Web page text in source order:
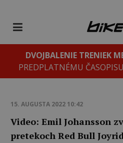
DVOJBALENIE TRENIEK
PREDPLATNÉMU
15. AUGUSTA 2022 10:42
Video: Emil Johansson
pretekoch Red Bull